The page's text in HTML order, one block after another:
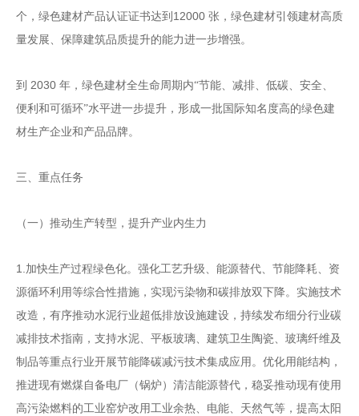
个，绿色建材产品认证证书达到 12000 张，绿色建材引领建材高质
量发展、保障建筑品质提升的能力进一步增强。
到 2030 年，绿色建材全生命周期内“节能、减排、低碳、 安全、
便利和可循环”水平进一步提升，形成一批国际知名度高的绿色建
材生产企业和产品品牌。
三、重点任务
（一）推动生产转型，提升产业内生力
1. 加快生产过程绿色化。强化工艺升级、能源替代、节能降耗、资
源循环利用等综合性措施，实现污染物和碳排放双下降。实施技术
改造，有序推动水泥行业超低排放设施建设，持续发布细分行业碳
减排技术指南，支持水泥、平板玻璃、建筑卫生陶瓷、玻璃纤维及
制品等重点行业开展节能降碳减污技术集成应用。优化用能结构，
推进现有燃煤自备电厂（锅炉）清洁能源替代，稳妥推动现有使用
高污染燃料的工业窑炉改用工业余热、电能、天然气等，提高太阳